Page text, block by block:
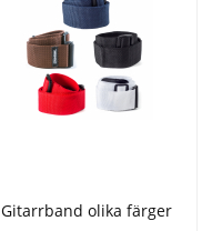
Gitarrband olika färger